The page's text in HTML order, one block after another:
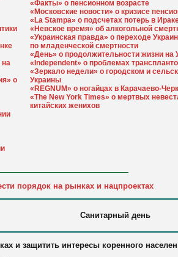
на
о
«Факты» о пенсионном возрасте
«Московские новости» о кризисе
«La Stampa» о подсчетах потерь в
«Невское время» об алкогольной
«Украинская правда» о переходе
по младенческой смертности
«День» о продолжительности жизни на
«Independent» о проблемах
«Зеркало недели» о городском и
Украины
«REGNUM» о ногайцах в Карачаево-
«The New York Times» о мертвых
китайских женихов
порядок на рынках и нацпроектах
Санитарный день
и защитить интересы коренного